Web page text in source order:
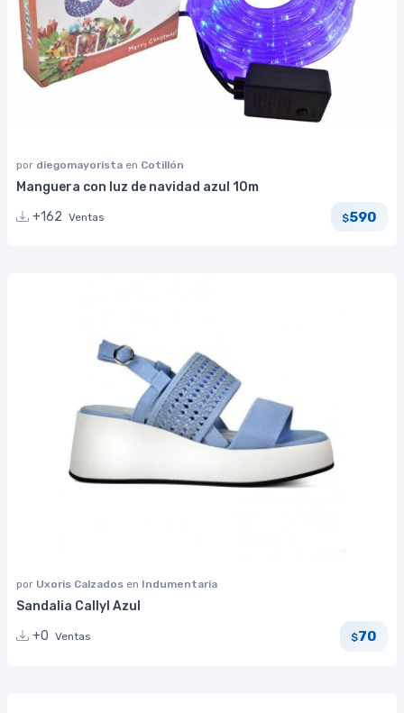
por diegomayorista en Cotillón
Manguera con luz de navidad azul 10m
+162 Ventas $590
por Uxoris Calzados en Indumentaria
Sandalia Callyl Azul
+0 Ventas $70